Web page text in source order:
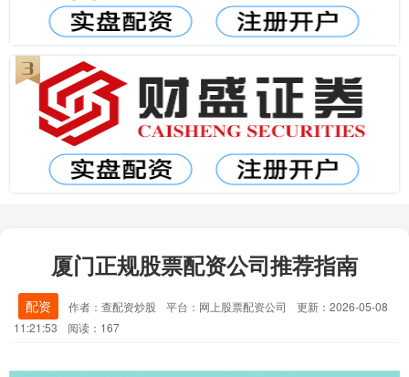
厦门正规股票配资公司推荐指南
配资 作者：查配资炒股 平台：网上股票配资公司
更新：2026-05-08
11:21:53
阅读：167